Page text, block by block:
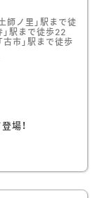
師ノ里」駅まで徒
」駅まで徒歩22
古市」駅まで徒歩
場！